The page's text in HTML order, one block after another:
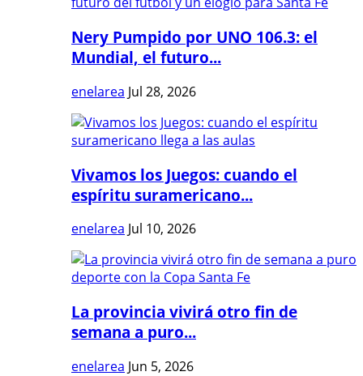
Nery Pumpido por UNO 106.3: el
Mundial, el futuro...
enelarea Jul 28, 2026
Vivamos los Juegos: cuando el
espíritu suramericano...
enelarea Jul 10, 2026
La provincia vivirá otro fin de
semana a puro...
enelarea Jun 5, 2026